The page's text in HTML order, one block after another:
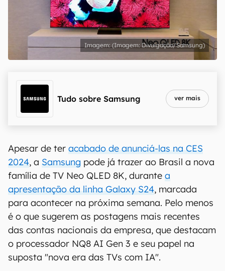
(Imagem: Divulgação/Samsung)
Tudo sobre Samsung ver mais
Apesar de ter acabado de anunciá-las na CES
2024, a Samsung pode já trazer ao Brasil a nova
família de TV Neo QLED 8K, durante a
apresentação da linha Galaxy S24, marcada
para acontecer na próxima semana. Pelo menos
é o que sugerem as postagens mais recentes
das contas nacionais da empresa, que destacam
o processador NQ8 AI Gen 3 e seu papel na
suposta "nova era das TVs com IA".